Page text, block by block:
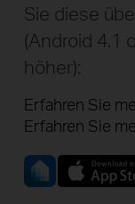
Sie diese
(Android 4.1
höher):
Erfahren Sie
Erfahren Sie